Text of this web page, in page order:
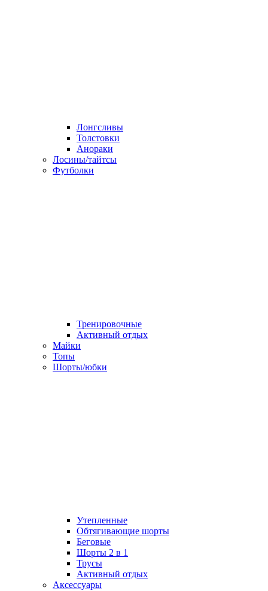
Лонгсливы
Толстовки
Анораки
Лосины/тайтсы
Футболки
Тренировочные
Активный отдых
Майки
Топы
Шорты/юбки
Утепленные
Обтягивающие шорты
Беговые
Шорты 2 в 1
Трусы
Активный отдых
Аксессуары